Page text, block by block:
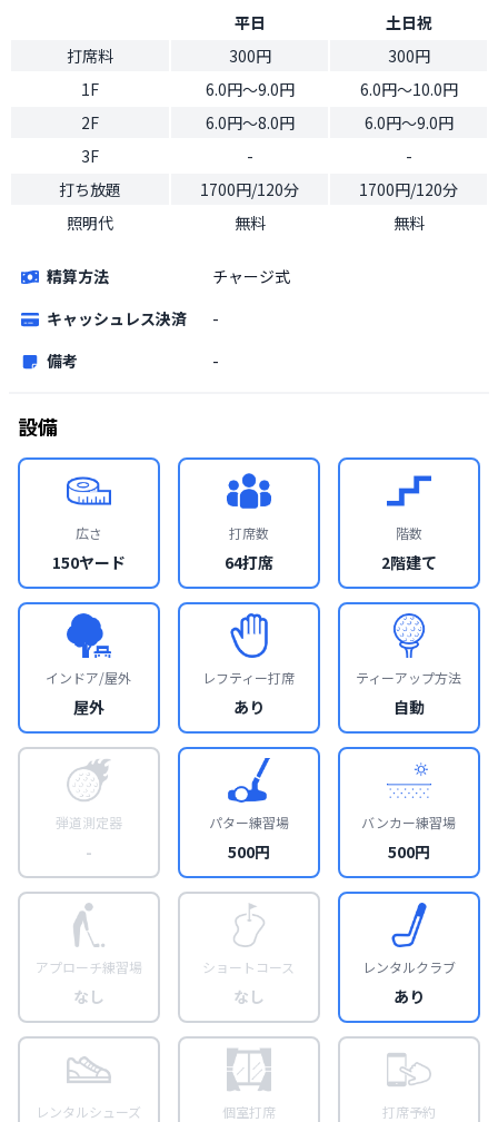
平日
土日祝
打席料
300円
300円
1F
6.0円〜9.0円
6.0円〜10.0円
2F
6.0円〜8.0円
6.0円〜9.0円
3F
-
-
打ち放題
1700円/120分
1700円/120分
照明代
無料 無料
精算方法
チャージ式
キャッシュレス決済
-
備考
-
設備
広さ
150ヤード
打席数
64打席
階数
2階建て
インドア/屋外
屋外
レフティー打席
あり
ティーアップ方法
自動
弾道測定器
-
パター練習場
500円
バンカー練習場
500円
アプローチ練習場
なし
ショートコース
なし
レンタルクラブ
あり
レンタルシューズ 個室打席 打席予約